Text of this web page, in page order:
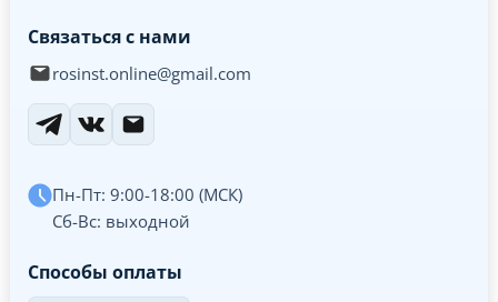
Связаться с нами
rosinst.online@gmail.com
Пн-Пт: 9:00-18:00 (МСК)
Сб-Вс: выходной
Способы оплаты